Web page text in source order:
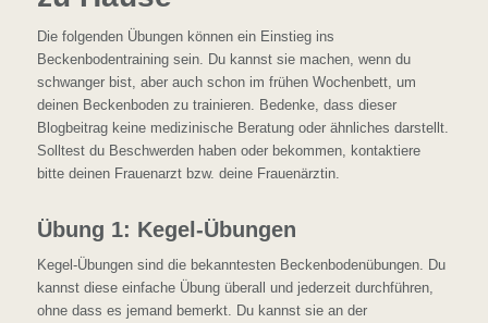
Die folgenden Übungen können ein Einstieg ins
Beckenbodentraining sein. Du kannst sie machen, wenn du
schwanger bist, aber auch schon im frühen Wochenbett, um
deinen Beckenboden zu trainieren. Bedenke, dass dieser
Blogbeitrag keine medizinische Beratung oder ähnliches darstellt.
Solltest du Beschwerden haben oder bekommen, kontaktiere
bitte deinen Frauenarzt bzw. deine Frauenärztin.
Übung 1: Kegel-Übungen
Kegel-Übungen sind die bekanntesten Beckenbodenübungen. Du
kannst diese einfache Übung überall und jederzeit durchführen,
ohne dass es jemand bemerkt. Du kannst sie an der